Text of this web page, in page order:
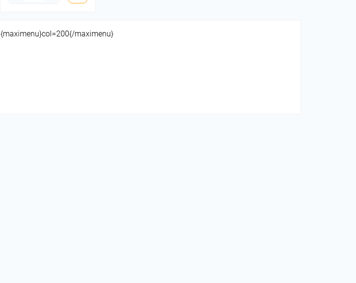
{maximenu}col=200{/maximenu}